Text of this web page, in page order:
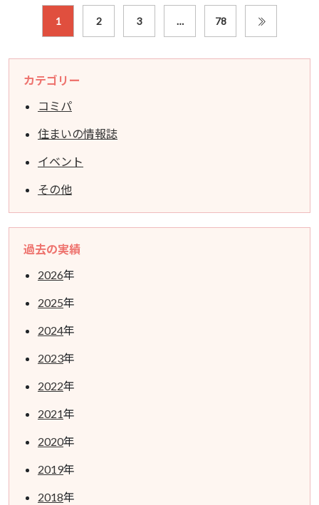
1 2 3 … 78
カテゴリー
コミパ
住まいの情報誌
イベント
その他
過去の実績
2026年
2025年
2024年
2023年
2022年
2021年
2020年
2019年
2018年